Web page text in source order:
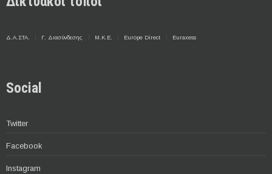
Δ.Α.ΣΤΑ. Γ. Διασύνδεσης Μ.Κ.Ε. Europe Direct Euraxess
Social
Twitter
Facebook
Instagram